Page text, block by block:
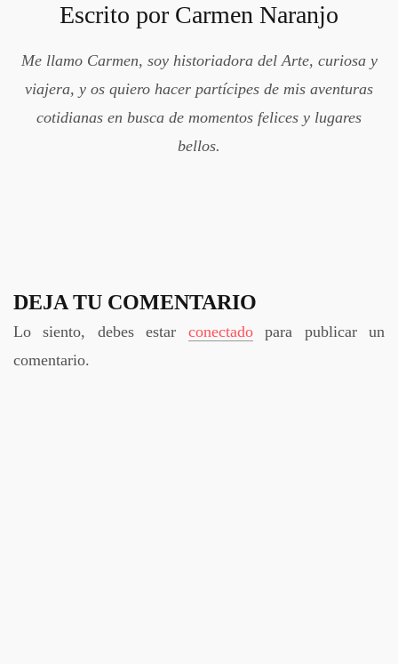
Escrito por Carmen Naranjo
Me llamo Carmen, soy historiadora del Arte, curiosa y
viajera, y os quiero hacer partícipes de mis aventuras
cotidianas en busca de momentos felices y lugares
bellos.
DEJA TU COMENTARIO
Lo siento, debes estar conectadopara publicar un
comentario.